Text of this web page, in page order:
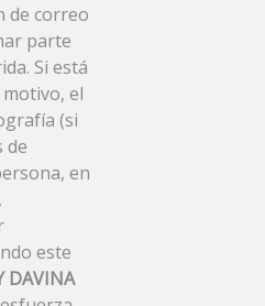
de correo
parte
Si está
el
(si
de
en
este
DAVINA